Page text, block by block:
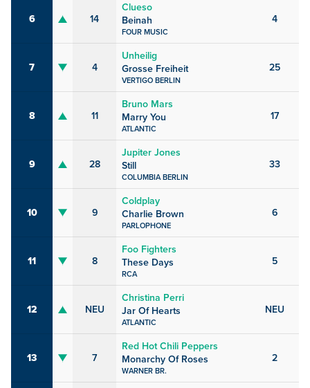
6 14
Clueso
Beinah
FOUR MUSIC
4
7 4
Unheilig
Grosse Freiheit
VERTIGO BERLIN
25
8 11
Bruno Mars
Marry You
ATLANTIC
17
9 28
Jupiter Jones
Still
COLUMBIA BERLIN
33
10 9
Coldplay
Charlie Brown
PARLOPHONE
6
11 8
Foo Fighters
These Days
RCA
5
12 NEU
Christina Perri
Jar Of Hearts
ATLANTIC
NEU
13 7
Red Hot Chili Peppers
Monarchy Of Roses
WARNER BR.
2